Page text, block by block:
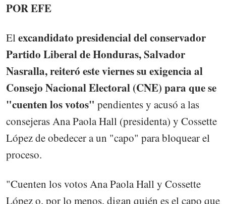
POR EFE
Elexcandidato presidencial del conservador
Partido Liberal de Honduras, Salvador
Nasralla, reiteró este viernes su exigencia al
Consejo Nacional Electoral (CNE) para que se
"cuenten los votos" pendientes y acusó a las
consejeras Ana Paola Hall (presidenta) y Cossette
López de obedecer a un "capo" para bloquear el
proceso.
"Cuenten los votos Ana Paola Hall y Cossette
López o, por lo menos, digan quién es el capo que